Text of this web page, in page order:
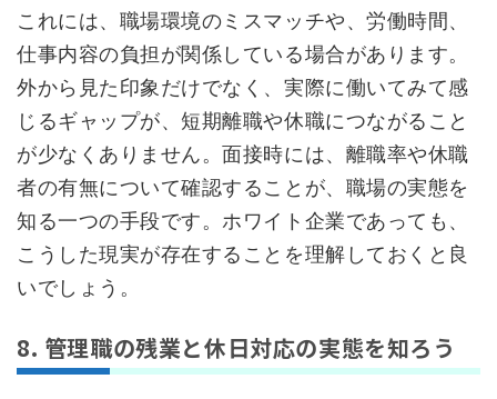
これには、職場環境のミスマッチや、労働時間、
仕事内容の負担が関係している場合があります。
外から見た印象だけでなく、実際に働いてみて感
じるギャップが、短期離職や休職につながること
が少なくありません。面接時には、離職率や休職
者の有無について確認することが、職場の実態を
知る一つの手段です。ホワイト企業であっても、
こうした現実が存在することを理解しておくと良
いでしょう。
8. 管理職の残業と休日対応の実態を知ろう